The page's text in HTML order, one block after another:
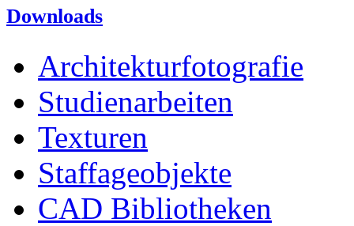
Downloads
Architekturfotografie
Studienarbeiten
Texturen
Staffageobjekte
CAD Bibliotheken